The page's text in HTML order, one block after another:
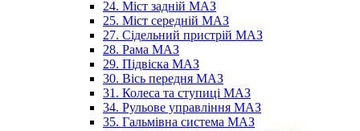
24. Міст задній МАЗ
25. Міст середній МАЗ
27. Сідельний пристрій МАЗ
28. Рама МАЗ
29. Підвіска МАЗ
30. Вісь передня МАЗ
31. Колеса та ступиці МАЗ
34. Рульове управління МАЗ
35. Гальмівна система МАЗ